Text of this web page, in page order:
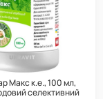
Макс к.е., 100 мл,
селективний